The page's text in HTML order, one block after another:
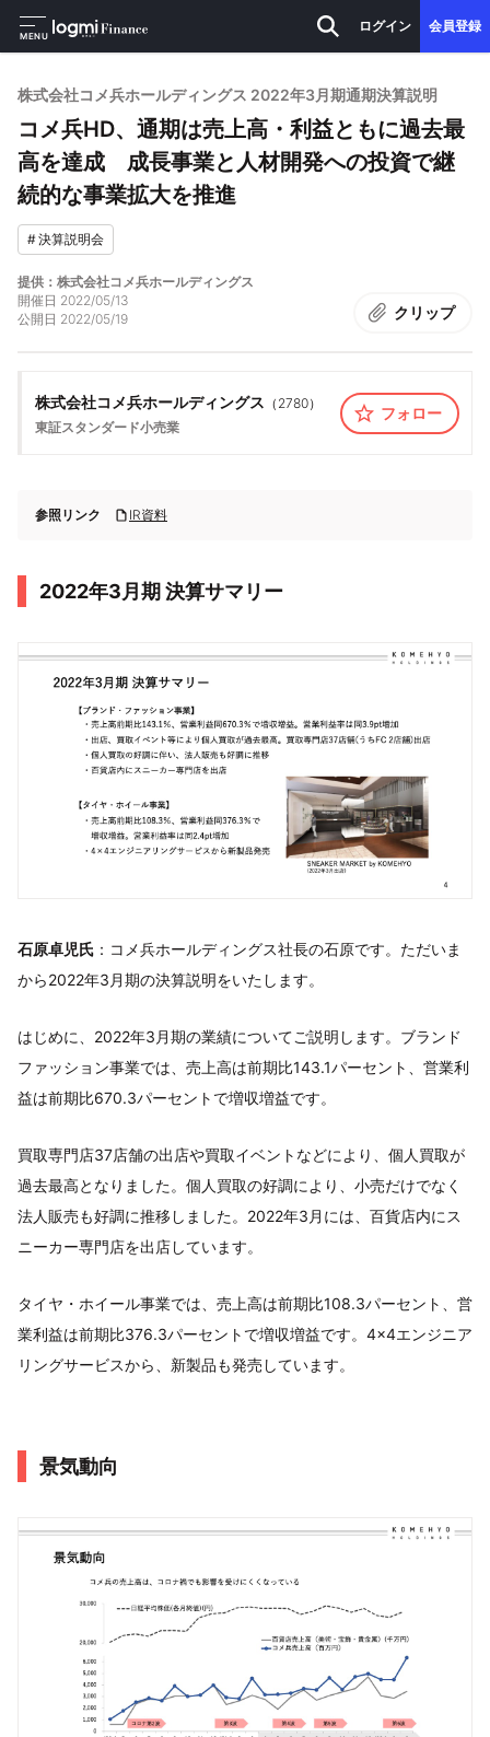
MENU
ログイン 会員登録
株式会社コメ兵ホールディングス 2022年3月期通期決算説明
コメ兵HD、通期は売上高・利益ともに過去最
高を達成 成長事業と人材開発への投資で継
続的な事業拡大を推進
#決算説明会
提供：株式会社コメ兵ホールディングス
開催日 2022/05/13
公開日 2022/05/19 クリップ
株式会社コメ兵ホールディングス （ 2780）
東証スタンダード小売業
フォロー
参照リンク IR資料
2022年3月期 決算サマリー
石原卓児氏 ：コメ兵ホールディングス社長の石原です。ただいま
から2022年3月期の決算説明をいたします。
はじめに、2022年3月期の業績についてご説明します。ブランド
ファッション事業では、売上高は前期比143.1パーセント、営業利
益は前期比670.3パーセントで増収増益です。
買取専門店37店舗の出店や買取イベントなどにより、個人買取が
過去最高となりました。個人買取の好調により、小売だけでなく
法人販売も好調に推移しました。2022年3月には、百貨店内にス
ニーカー専門店を出店しています。
タイヤ・ホイール事業では、売上高は前期比108.3パーセント、営
業利益は前期比376.3パーセントで増収増益です。4×4エンジニア
リングサービスから、新製品も発売しています。
景気動向